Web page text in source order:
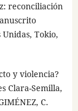
reconciliación
Tokio,
y violencia?
Clara-Semilla,
C.